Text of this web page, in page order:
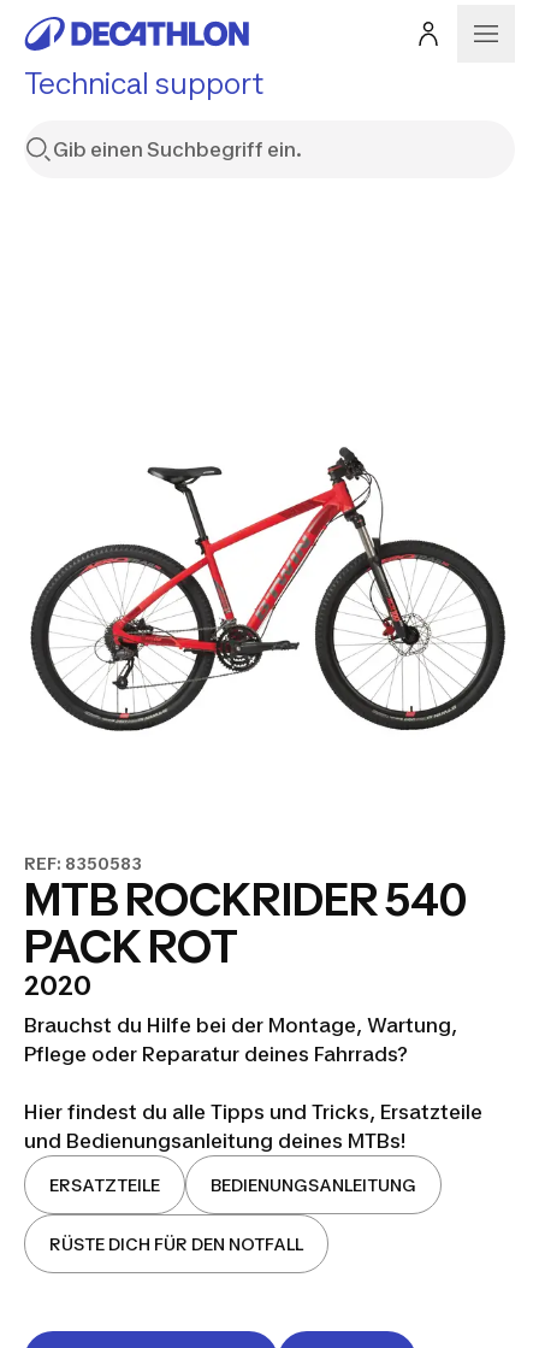
Technical support
REF: 8350583
MTB ROCKRIDER 540
PACK ROT
2020
Brauchst du Hilfe bei der Montage, Wartung,
Pflege oder Reparatur deines Fahrrads?
Hier findest du alle Tipps und Tricks, Ersatzteile
und Bedienungsanleitung deines MTBs!
ERSATZTEILE BEDIENUNGSANLEITUNG
RÜSTE DICH FÜR DEN NOTFALL